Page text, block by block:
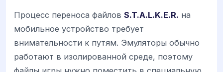
Процесс переноса файлов S.T.A.L.K.E.R. на
мобильное устройство требует
внимательности к путям. Эмуляторы обычно
работают в изолированной среде, поэтому